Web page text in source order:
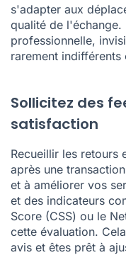
s'adapter aux
qualité de
professionnelle,
rarement
Sollicitez des
satisfaction
Recueillir les retours
après une
et à améliorer vos
et des indicateurs
Score (CSS) ou le
cette évaluation.
avis et êtes prêt à